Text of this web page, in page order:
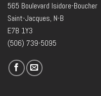
565 Boulevard Isidore-Boucher
Saint-Jacques, N-B
E7B 1Y3
(506) 739-5095